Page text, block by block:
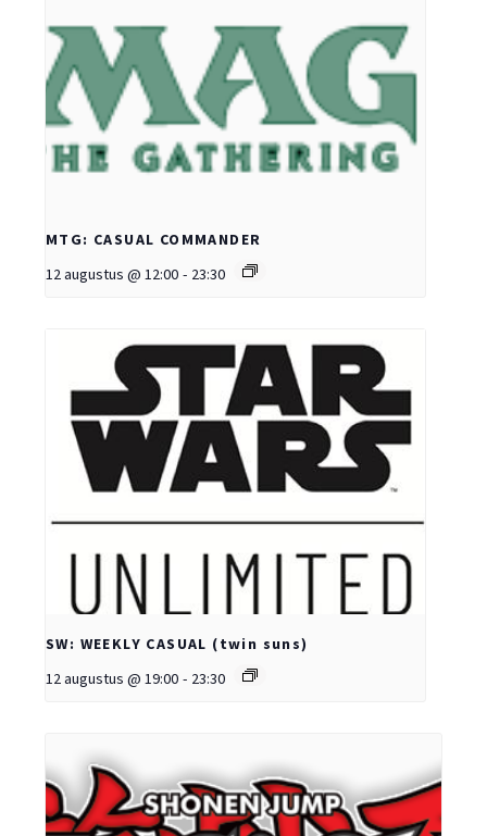
MTG: CASUAL COMMANDER
12 augustus @ 12:00 - 23:30
SW: WEEKLY CASUAL (twin suns)
12 augustus @ 19:00 - 23:30